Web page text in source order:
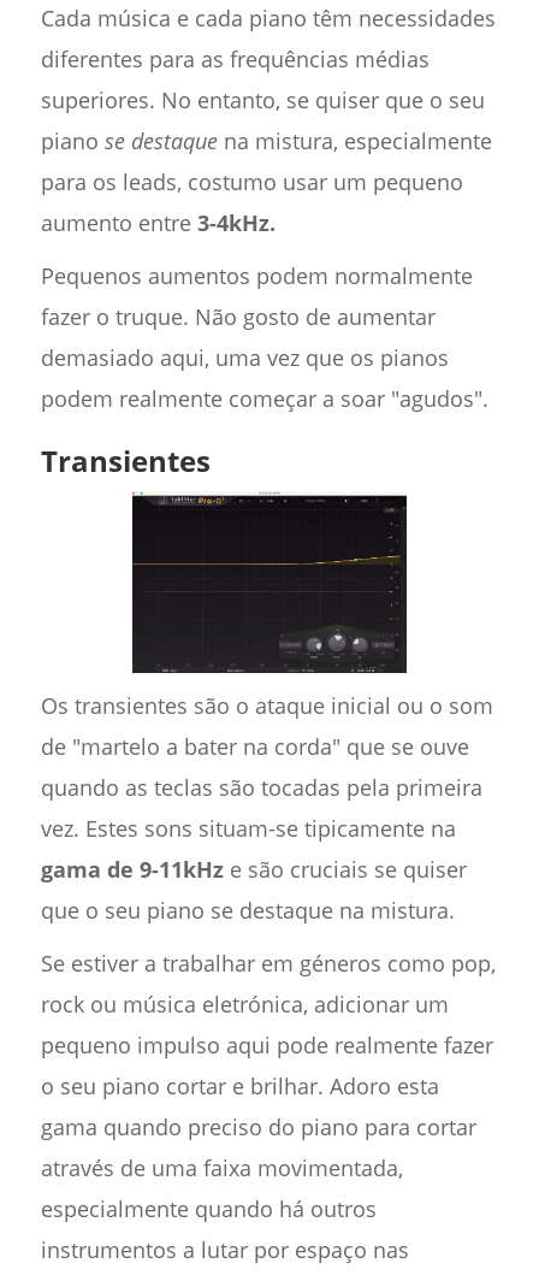
Cada música e cada piano têm necessidades
diferentes para as frequências médias
superiores. No entanto, se quiser que o seu
piano se destaquena mistura, especialmente
para os leads, costumo usar um pequeno
aumento entre 3-4kHz.
Pequenos aumentos podem normalmente
fazer o truque. Não gosto de aumentar
demasiado aqui, uma vez que os pianos
podem realmente começar a soar "agudos".
Transientes
Os transientes são o ataque inicial ou o som
de "martelo a bater na corda" que se ouve
quando as teclas são tocadas pela primeira
vez. Estes sons situam-se tipicamente na
gama de 9-11kHze são cruciais se quiser
que o seu piano se destaque na mistura.
Se estiver a trabalhar em géneros como pop,
rock ou música eletrónica, adicionar um
pequeno impulso aqui pode realmente fazer
o seu piano cortar e brilhar. Adoro esta
gama quando preciso do piano para cortar
através de uma faixa movimentada,
especialmente quando há outros
instrumentos a lutar por espaço nas